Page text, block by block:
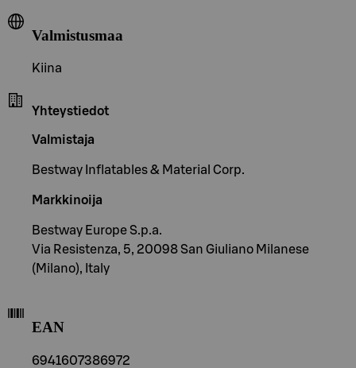
Valmistusmaa
Kiina
Yhteystiedot
Valmistaja
Bestway Inflatables & Material Corp.
Markkinoija
Bestway Europe S.p.a.
Via Resistenza, 5, 20098 San Giuliano Milanese
(Milano), Italy
EAN
6941607386972